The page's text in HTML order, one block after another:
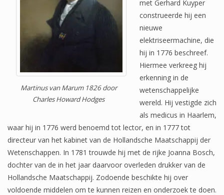
Martinus van Marum 1826 door
Charles Howard Hodges
met Gerhard Kuyper
construeerde hij een
nieuwe
elektriseermachine, die
hij in 1776 beschreef.
Hiermee verkreeg hij
erkenning in de
wetenschappelijke
wereld. Hij vestigde zich
als medicus in Haarlem,
waar hij in 1776 werd benoemd tot lector, en in 1777 tot
directeur van het kabinet van de Hollandsche Maatschappij der
Wetenschappen. In 1781 trouwde hij met de rijke Joanna Bosch,
dochter van de in het jaar daarvoor overleden drukker van de
Hollandsche Maatschappij. Zodoende beschikte hij over
voldoende middelen om te kunnen reizen en onderzoek te doen.